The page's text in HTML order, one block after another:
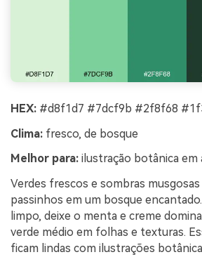
HEX: #d8f1d7 #7dcf9b #2f8f68
Clima: fresco, de bosque
Melhor para: ilustração botânica em
Verdes frescos e sombras
passinhos em um bosque encantado.
limpo, deixe o menta e creme
verde médio em folhas e texturas.
ficam lindas com ilustrações